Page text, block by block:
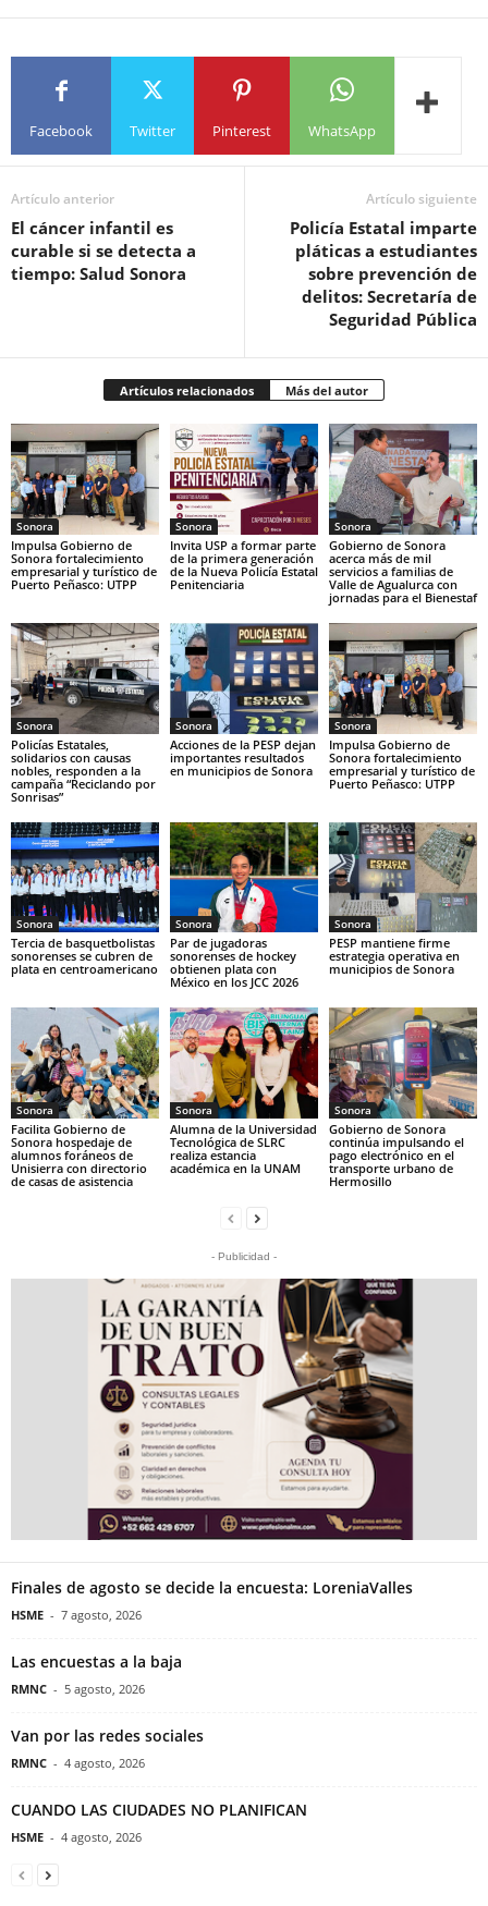
Facebook Twitter Pinterest WhatsApp
Artículo anterior
El cáncer infantil es
curable si se detecta a
tiempo: Salud Sonora
Artículo siguiente
Policía Estatal imparte
pláticas a estudiantes
sobre prevención de
delitos: Secretaría de
Seguridad Pública
Artículos relacionados Más del autor
Sonora
Impulsa Gobierno de
Sonora fortalecimiento
empresarial y turístico de
Puerto Peñasco: UTPP
Sonora
Invita USP a formar parte
de la primera generación
de la Nueva Policía Estatal
Penitenciaria
Sonora
Gobierno de Sonora
acerca más de mil
servicios a familias de
Valle de Agualurca con
jornadas para el Bienestaf
Sonora
Policías Estatales,
solidarios con causas
nobles, responden a la
campaña “Reciclando por
Sonrisas”
Sonora
Acciones de la PESP dejan
importantes resultados
en municipios de Sonora
Sonora
Impulsa Gobierno de
Sonora fortalecimiento
empresarial y turístico de
Puerto Peñasco: UTPP
Sonora
Tercia de basquetbolistas
sonorenses se cubren de
plata en centroamericano
Sonora
Par de jugadoras
sonorenses de hockey
obtienen plata con
México en los JCC 2026
Sonora
PESP mantiene firme
estrategia operativa en
municipios de Sonora
Sonora
Facilita Gobierno de
Sonora hospedaje de
alumnos foráneos de
Unisierra con directorio
de casas de asistencia
Sonora
Alumna de la Universidad
Tecnológica de SLRC
realiza estancia
académica en la UNAM
Sonora
Gobierno de Sonora
continúa impulsando el
pago electrónico en el
transporte urbano de
Hermosillo
- Publicidad -
Finales de agosto se decide la encuesta: LoreniaValles
HSME - 7 agosto, 2026
Las encuestas a la baja
RMNC - 5 agosto, 2026
Van por las redes sociales
RMNC - 4 agosto, 2026
CUANDO LAS CIUDADES NO PLANIFICAN
HSME - 4 agosto, 2026